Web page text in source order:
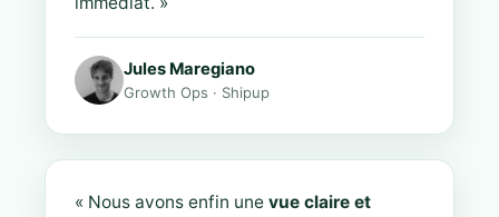
Jules Maregiano
Growth Ops · Shipup
« Nous avons enfin une vue claire et